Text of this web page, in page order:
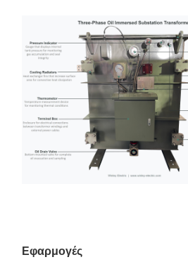
Σχεδιασμός
τερματικού LV υψηλού
Βοηθά
της
ωτίου
αντί να
τάση.
λαδιού,
Εφαρμογές